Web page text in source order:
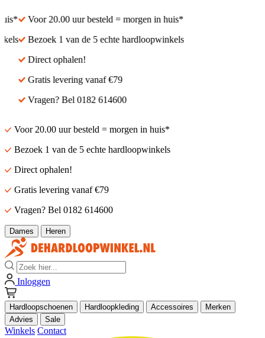
Voor 20.00 uur besteld = morgen in huis*
Bezoek 1 van de 5 echte hardloopwinkels
Direct ophalen!
Gratis levering vanaf €79
Vragen? Bel 0182 614600
Voor 20.00 uur besteld = morgen in huis*
Bezoek 1 van de 5 echte hardloopwinkels
Direct ophalen!
Gratis levering vanaf €79
Vragen? Bel 0182 614600
Dames Heren
Zoek
Inloggen
Hardloopschoenen Hardloopkleding Accessoires
Merken
Advies
Sale
Winkels Contact